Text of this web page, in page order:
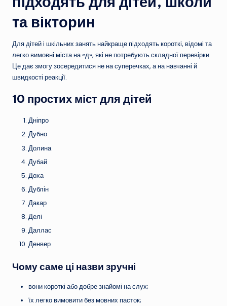
та вікторин
Для дітей і шкільних занять найкраще підходять короткі, відомі та
легко вимовні міста на «д», які не потребують складної перевірки.
Це дає змогу зосередитися не на суперечках, а на навчанні й
швидкості реакції.
10 простих міст для дітей
Дніпро
Дубно
Долина
Дубай
Доха
Дублін
Дакар
Делі
Даллас
Денвер
Чому саме ці назви зручні
вони короткі або добре знайомі на слух;
їх легко вимовити без мовних пасток;